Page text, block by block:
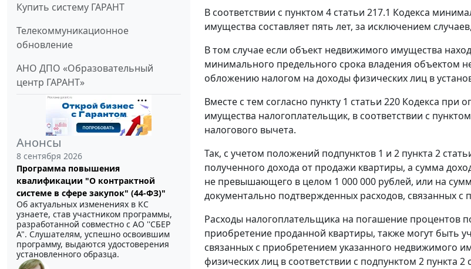
Купить систему ГАРАНТ
Телекоммуникационное
обновление
АНО ДПО «Образовательный
центр ГАРАНТ»
Анонсы
8 сентября 2026
Программа повышения
квалификации "О контрактной
системе в сфере закупок" (44-ФЗ)"
Об актуальных изменениях в КС
узнаете, став участником программы,
разработанной совместно с АО ''СБЕР
А". Слушателям, успешно освоившим
программу, выдаются удостоверения
установленного образца.
В соответствии с пунктом 4 статьи 217.1 Кодекса
имущества составляет пять лет, за исключением
В том случае если объект недвижимого имущества
минимального предельного срока владения объектом
обложению налогом на доходы физических лиц в
Вместе с тем согласно пункту 1 статьи 220 Кодекса
имущества налогоплательщик, в соответствии с
налогового вычета.
Так, с учетом положений подпунктов 1 и 2 пункта 2
полученного дохода от продажи квартиры, а сумма
не превышающего в целом 1 000 000 рублей, или на
документально подтвержденных расходов, связанных
Расходы налогоплательщика на погашение процентов
приобретение проданной квартиры, также могут быть
связанных с приобретением указанного недвижимого
физических лиц в соответствии с подпунктом 2 пункта 2